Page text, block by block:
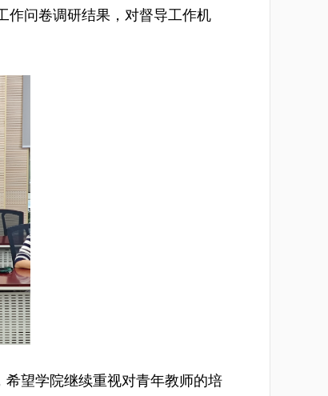
作问卷调研结果，对督导工作机
望学院继续重视对青年教师的培